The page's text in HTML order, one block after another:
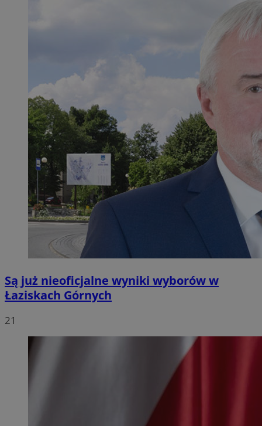
Są już nieoficjalne wyniki wyborów w
Łaziskach Górnych
21